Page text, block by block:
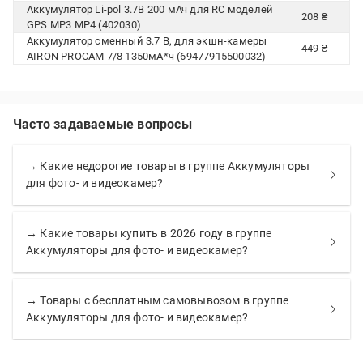
Аккумулятор Li-pol 3.7В 200 мАч для RC моделей
GPS MP3 MP4 (402030)
208 ₴
Аккумулятор сменный 3.7 В, для экшн-камеры
AIRON PROCAM 7/8 1350мА*ч (69477915500032)
449 ₴
Часто задаваемые вопросы
→ Какие недорогие товары в группе Аккумуляторы
для фото- и видеокамер?
→ Какие товары купить в 2026 году в группе
Аккумуляторы для фото- и видеокамер?
→ Товары с бесплатным самовывозом в группе
Аккумуляторы для фото- и видеокамер?